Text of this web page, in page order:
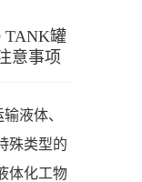
TANK罐
意事项
液体、
殊类型的
体化工物